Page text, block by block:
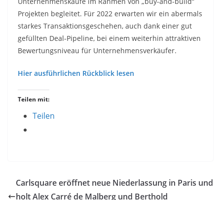
Projekten begleitet. Für 2022 erwarten wir ein abermals
starkes Transaktionsgeschehen, auch dank einer gut
gefüllten Deal-Pipeline, bei einem weiterhin attraktiven
Bewertungsniveau für Unternehmensverkäufer.
Hier ausführlichen Rückblick lesen
Teilen mit:
Teilen
Carlsquare eröffnet neue Niederlassung in Paris und
holt Alex Carré de Malberg und Berthold